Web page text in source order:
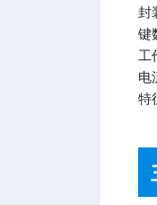
封
键
工
电
特